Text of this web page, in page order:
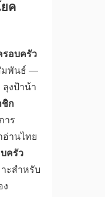
ค
อบครัว
มพันธ์ —
งป้าน้า
ชิก
าร
านไทย
ครัว
ะสำหรับ
ง